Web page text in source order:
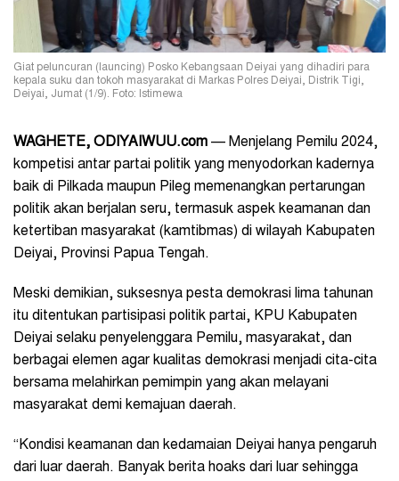
Giat peluncuran (launcing) Posko Kebangsaan Deiyai yang dihadiri para
kepala suku dan tokoh masyarakat di Markas Polres Deiyai, Distrik Tigi,
Deiyai, Jumat (1/9). Foto: Istimewa
WAGHETE, ODIYAIWUU.com — Menjelang Pemilu 2024,
kompetisi antar partai politik yang menyodorkan kadernya
baik di Pilkada maupun Pileg memenangkan pertarungan
politik akan berjalan seru, termasuk aspek keamanan dan
ketertiban masyarakat (kamtibmas) di wilayah Kabupaten
Deiyai, Provinsi Papua Tengah.
Meski demikian, suksesnya pesta demokrasi lima tahunan
itu ditentukan partisipasi politik partai, KPU Kabupaten
Deiyai selaku penyelenggara Pemilu, masyarakat, dan
berbagai elemen agar kualitas demokrasi menjadi cita-cita
bersama melahirkan pemimpin yang akan melayani
masyarakat demi kemajuan daerah.
“Kondisi keamanan dan kedamaian Deiyai hanya pengaruh
dari luar daerah. Banyak berita hoaks dari luar sehingga